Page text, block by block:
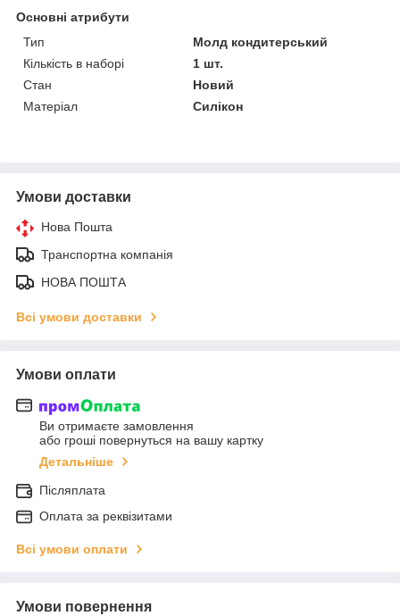
Основні атрибути
Тип
Молд кондитерський
Кількість в наборі
1 шт.
Стан
Новий
Матеріал
Силікон
Умови доставки
Нова Пошта
Транспортна компанія
НОВА ПОШТА
Всі умови доставки
Умови оплати
Ви отримаєте замовлення
або гроші повернуться на вашу картку
Детальніше
Післяплата
Оплата за реквізитами
Всі умови оплати
Умови повернення